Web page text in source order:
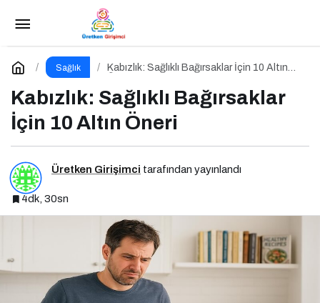
Sağlık
Kabızlık: Sağlıklı Bağırsaklar İçin 10 Altın
Kabızlık: Sağlıklı Bağırsaklar
İçin 10 Altın Öneri
Üretken Girişimci tarafından yayınlandı
4dk, 30sn
Sürdürülebilir Beslenmenin 10 Altın Kuralı
Yorum Yap